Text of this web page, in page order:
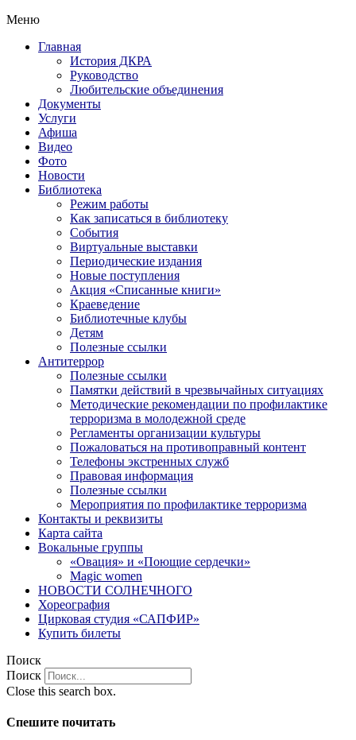
Меню
Главная
История ДКРА
Руководство
Любительские объединения
Документы
Услуги
Афиша
Видео
Фото
Новости
Библиотека
Режим работы
Как записаться в библиотеку
События
Виртуальные выставки
Периодические издания
Новые поступления
Акция «Списанные книги»
Краеведение
Библиотечные клубы
Детям
Полезные ссылки
Антитеррор
Полезные ссылки
Памятки действий в чрезвычайных ситуациях
Методические рекомендации по профилактике
терроризма в молодежной среде
Регламенты организации культуры
Пожаловаться на противоправный контент
Телефоны экстренных служб
Правовая информация
Полезные ссылки
Мероприятия по профилактике терроризма
Контакты и реквизиты
Карта сайта
Вокальные группы
«Овация» и «Поющие сердечки»
Magic women
НОВОСТИ СОЛНЕЧНОГО
Хореография
Цирковая студия «САПФИР»
Купить билеты
Поиск
Поиск
Close this search box.
Спешите почитать